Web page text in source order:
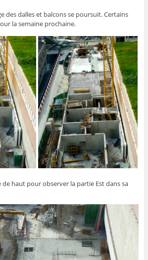
des dalles et balcons se poursuit. Certains
la semaine prochaine.
haut pour observer la partie Est dans sa